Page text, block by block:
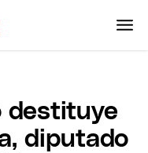
destituye
diputado